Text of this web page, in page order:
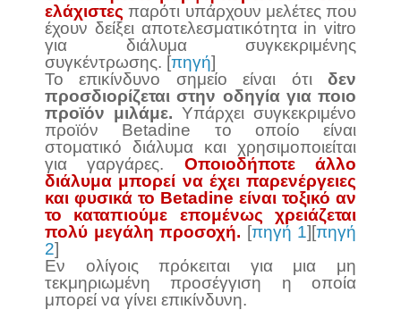
ελάχιστες παρότι υπάρχουν μελέτες που
έχουν δείξει αποτελεσματικότητα in vitro
για διάλυμα συγκεκριμένης
συγκέντρωσης. [πηγή]
Το επικίνδυνο σημείο είναι ότι δεν
προσδιορίζεται στην οδηγία για ποιο
προϊόν μιλάμε. Υπάρχει συγκεκριμένο
προϊόν Betadine το οποίο είναι
στοματικό διάλυμα και χρησιμοποιείται
για γαργάρες. Οποιοδήποτε άλλο
διάλυμα μπορεί να έχει παρενέργειες
και φυσικά το Βetadine είναι τοξικό αν
το καταπιούμε επομένως χρειάζεται
πολύ μεγάλη προσοχή. [πηγή 1][πηγή
2]
Εν ολίγοις πρόκειται για μια μη
τεκμηριωμένη προσέγγιση η οποία
μπορεί να γίνει επικίνδυνη.